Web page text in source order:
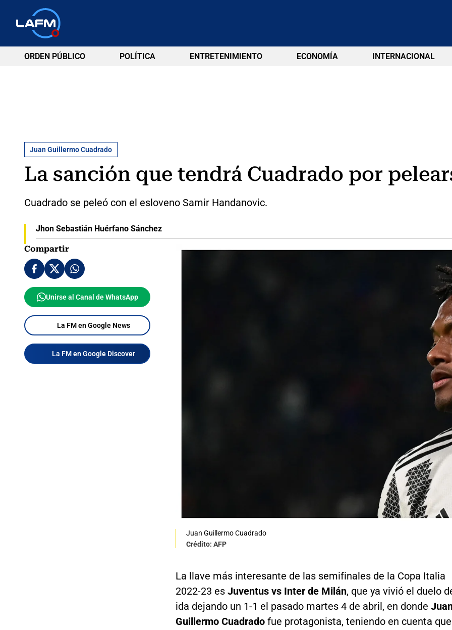
ORDEN PÚBLICO POLÍTICA ENTRETENIMIENTO ECONOMÍA INTERNACIONAL
Juan Guillermo Cuadrado
La sanción que tendrá Cuadrado por
Cuadrado se peleó con el esloveno Samir Handanovic.
Jhon Sebastián Huérfano Sánchez
Compartir
Unirse al Canal de WhatsApp
La FM en Google News
La FM en Google Discover
Juan Guillermo Cuadrado
Crédito: AFP
La llave más interesante de las semifinales de la Copa Italia
2022-23 es Juventus vs Inter de Milán, que ya vivió el duelo
ida dejando un 1-1 el pasado martes 4 de abril, en donde
Guillermo Cuadradofue protagonista, teniendo en cuenta que